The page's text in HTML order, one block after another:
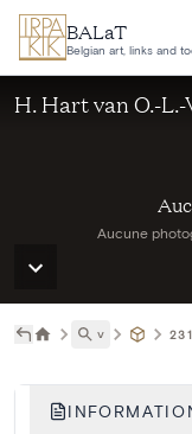
Aller au contenu
BALaT
Belgian art, links and
Aucune
H. Hart van O.-
˅